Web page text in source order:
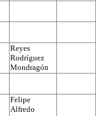
Reyes
Rodríguez
Mondragón
Felipe
Alfredo